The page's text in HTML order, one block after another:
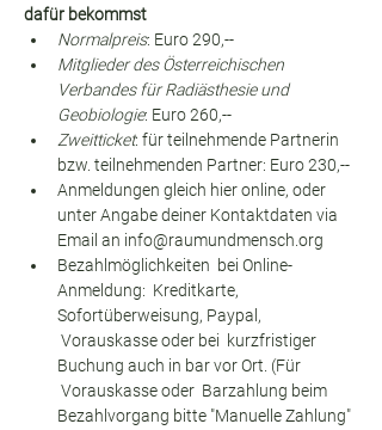
dafür bekommst
Normalpreis: Euro 290,--
Mitglieder des Österreichischen
Verbandes für Radiästhesie und
Geobiologie: Euro 260,--
Zweitticket: für teilnehmende Partnerin
bzw. teilnehmenden Partner: Euro 230,--
Anmeldungen gleich hier online, oder
unter Angabe deiner Kontaktdaten via
Email an info@raumundmensch.org
Bezahlmöglichkeiten  bei Online-
Anmeldung:  Kreditkarte,
Sofortüberweisung, Paypal,
Vorauskasse oder bei  kurzfristiger
Buchung auch in bar vor Ort. (Für
Vorauskasse oder  Barzahlung beim
Bezahlvorgang bitte "Manuelle Zahlung"